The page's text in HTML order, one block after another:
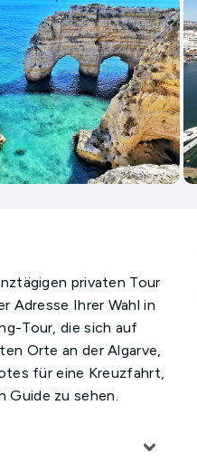
privaten Tour
Adresse Ihrer Wahl in
Tour, die sich auf
Orte an der Algarve,
für eine Kreuzfahrt,
Guide zu sehen.